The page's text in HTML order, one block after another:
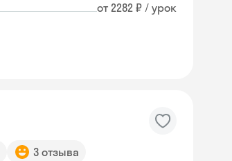
от 2282 ₽ / урок
3 отзыва